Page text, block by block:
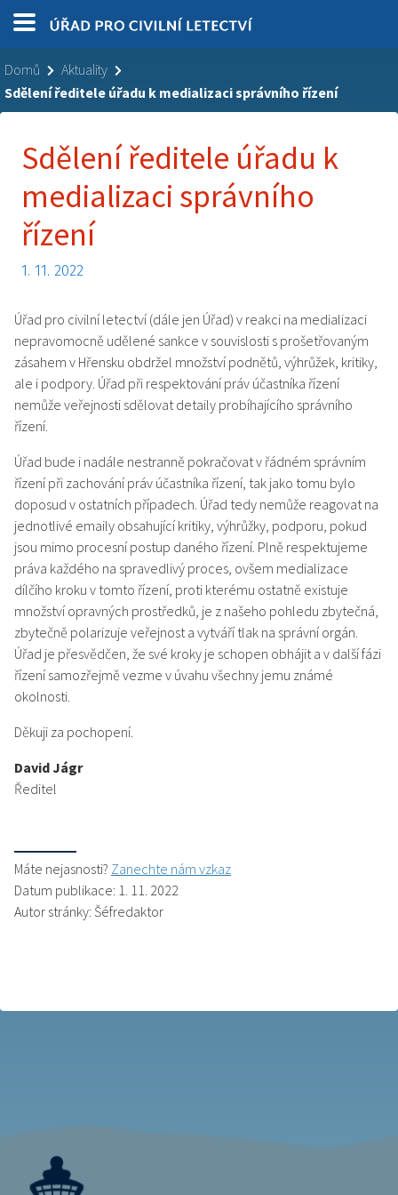
Domů
Aktuality
Sdělení ředitele úřadu k medializaci správního řízení
Sdělení ředitele úřadu k
medializaci správního
řízení
1. 11. 2022
Úřad pro civilní letectví (dále jen Úřad) v reakci na medializaci
nepravomocně udělené sankce v souvislosti s prošetřovaným
zásahem v Hřensku obdržel množství podnětů, výhrůžek, kritiky,
ale i podpory. Úřad při respektování práv účastníka řízení
nemůže veřejnosti sdělovat detaily probíhajícího správního
řízení.
Úřad bude i nadále nestranně pokračovat v řádném správním
řízení při zachování práv účastníka řízení, tak jako tomu bylo
doposud v ostatních případech. Úřad tedy nemůže reagovat na
jednotlivé emaily obsahující kritiky, výhrůžky, podporu, pokud
jsou mimo procesní postup daného řízení. Plně respektujeme
práva každého na spravedlivý proces, ovšem medializace
dílčího kroku v tomto řízení, proti kterému ostatně existuje
množství opravných prostředků, je z našeho pohledu zbytečná,
zbytečně polarizuje veřejnost a vytváří tlak na správní orgán.
Úřad je přesvědčen, že své kroky je schopen obhájit a v další fázi
řízení samozřejmě vezme v úvahu všechny jemu známé
okolnosti.
Děkuji za pochopení.
David Jágr
Ředitel
Máte nejasnosti? Zanechte nám vzkaz
Datum publikace: 1. 11. 2022
Autor stránky: Šéfredaktor